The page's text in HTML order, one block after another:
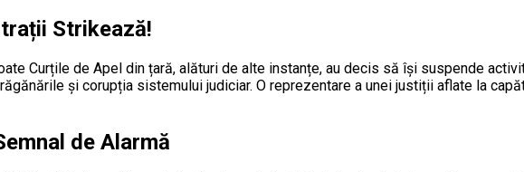
Strikează!
Curțile de Apel din țară, alături de alte instanțe, au decis să își suspende
și corupția sistemului judiciar. O reprezentare a unei justiții aflate la
de Alarmă